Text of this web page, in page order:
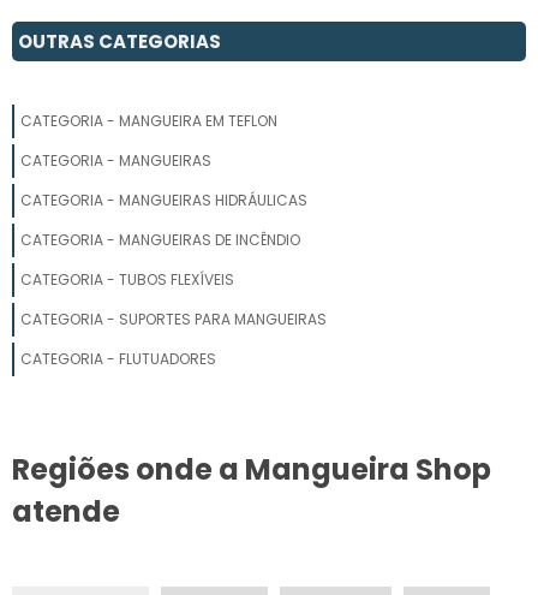
MANGUEIRA DE INCÊNDIO TIPO 2 FABRICANTE
MANGUEIRA DE BOMBEIRO
MANGUEIRA INCÊNDIO TIPO 1
PREÇO DE MANGUEIRA DE INCÊNDIO
MANGUEIRA DE INCÊNDIO VALOR
MANGUEIRA DE INCÊNDIO
OUTRAS CATEGORIAS
CATEGORIA - MANGUEIRA EM TEFLON
CATEGORIA - MANGUEIRAS
CATEGORIA - MANGUEIRAS HIDRÁULICAS
CATEGORIA - MANGUEIRAS DE INCÊNDIO
CATEGORIA - TUBOS FLEXÍVEIS
CATEGORIA - SUPORTES PARA MANGUEIRAS
CATEGORIA - FLUTUADORES
Regiões onde a Mangueira Shop
atende